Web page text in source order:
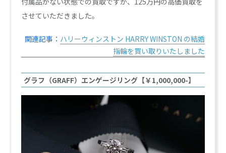
させていただきました。
関連記事： ハリーウィンストン HARRY WINSTON の結婚
指輪を買い取りいたしました
グラフ（GRAFF）エンゲージリング【￥1,000,000-】